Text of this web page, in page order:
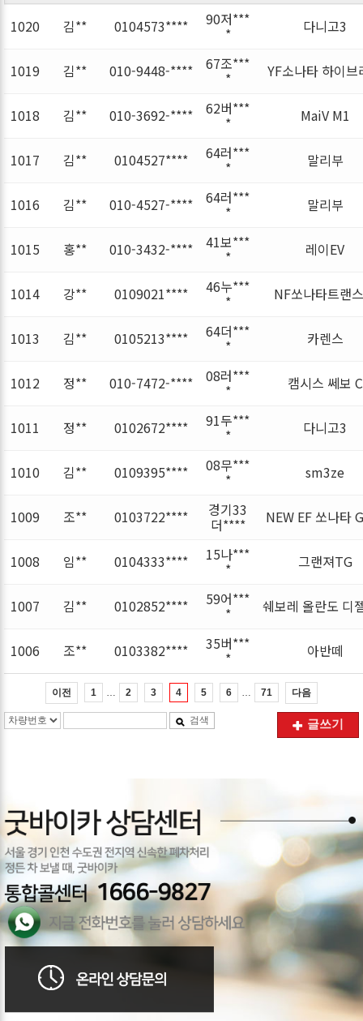
1020
김** 0104573**** 90저***
* 다니고3
1019 김** 010-9448-**** 67조***
* YF소나타 하이브
1018 김** 010-3692-**** 62버***
* MaiV M1
1017 김** 0104527**** 64러***
* 말리부
1016 김** 010-4527-**** 64러***
* 말리부
1015 홍** 010-3432-**** 41보***
* 레이EV
1014 강** 0109021**** 46누***
* NF쏘나타트랜
1013 김** 0105213**** 64더***
* 카렌스
1012 정** 010-7472-**** 08러***
* 캠시스 쎄보 C
1011 정** 0102672**** 91두***
* 다니고3
1010 김** 0109395**** 08무***
* sm3ze
1009 조** 0103722**** 경기33
더**** NEW EF 쏘나타
1008 임** 0104333**** 15나***
* 그랜져TG
1007 김** 0102852**** 59어***
* 쉐보레 올란도 디
1006 조** 0103382**** 35버***
* 아반떼
이전 1 2 3 4 5 6 71 다음
검색 글쓰기